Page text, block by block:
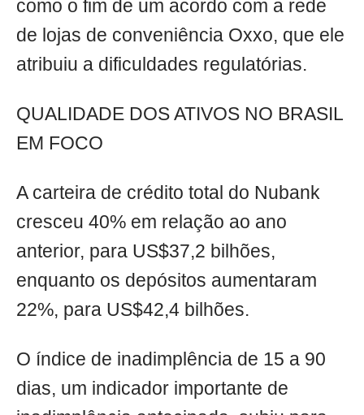
como o fim de um acordo com a rede
de lojas de conveniência Oxxo, que ele
atribuiu a dificuldades regulatórias.
QUALIDADE DOS ATIVOS NO BRASIL
EM FOCO
A carteira de crédito total do Nubank
cresceu 40% em relação ao ano
anterior, para US$37,2 bilhões,
enquanto os depósitos aumentaram
22%, para US$42,4 bilhões.
O índice de inadimplência de 15 a 90
dias, um indicador importante de